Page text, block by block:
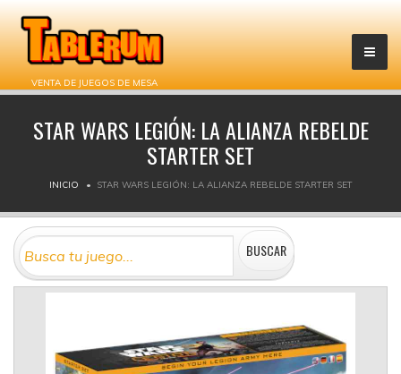
VENTA DE JUEGOS DE MESA
STAR WARS LEGIÓN: LA ALIANZA REBELDE
STARTER SET
INICIO STAR WARS LEGIÓN: LA ALIANZA REBELDE STARTER SET